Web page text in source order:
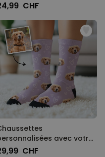
CHF
avec votre
de compagnie
CHF